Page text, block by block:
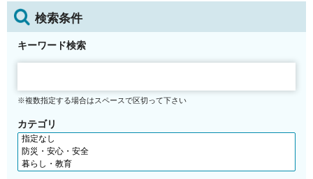
検索条件
キーワード検索
※複数指定する場合はスペースで区切って下さい
カテゴリ